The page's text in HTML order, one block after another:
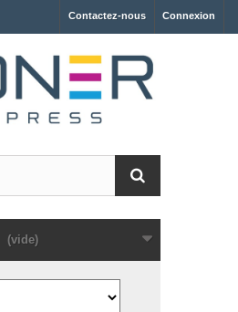
Connexion
Contactez-nous
(vide)